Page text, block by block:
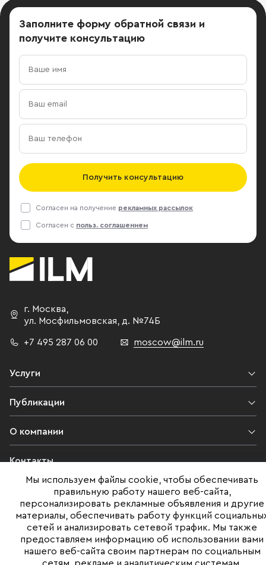
Заполните форму обратной связи и
получите консультацию
Получить консультацию
Согласен на получение рекламных рассылок
Согласен с польз. соглашением
г. Москва,
ул. Мосфильмовская, д. №74Б
+7 495 287 06 00 moscow@ilm.ru
Услуги
Публикации
О компании
Контакты
Юридическая информация
©ILM 2009-2026. Все права защищены
Представленная на сайте информация, в т.ч. стоимости объектов,
носит информационный характер
Мы используем файлы cookie, чтобы обеспечивать
правильную работу нашего веб-сайта,
персонализировать рекламные объявления и другие
материалы, обеспечивать работу функций
сетей и анализировать сетевой трафик. Мы также
предоставляем информацию об использовании вами
нашего веб-сайта своим партнерам по социальным